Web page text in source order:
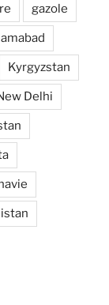
gazole
Kyrgyzstan
Delhi